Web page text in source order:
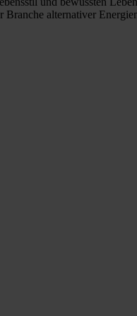
Branche alternativer